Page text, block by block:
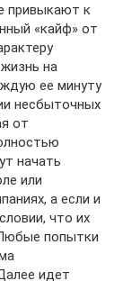
привыкают к
«кайф» от
на
ее минуту
несбыточных
от
начать
или
а если и
что их
попытки
идет